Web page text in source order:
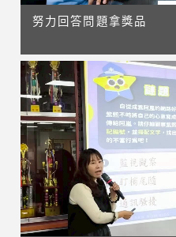
努力回答問題拿獎品